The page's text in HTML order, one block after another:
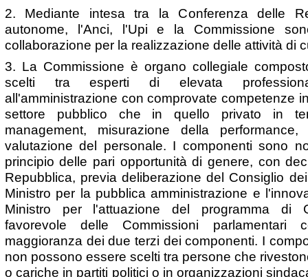
2. Mediante intesa tra la Conferenza delle
autonome, l'Anci, l'Upi e la Commissione
collaborazione per la realizzazione delle attività di
3. La Commissione è organo collegiale
scelti tra esperti di elevata
all'amministrazione con comprovate competenze
settore pubblico che in quello privato in
management, misurazione della
valutazione del personale. I componenti sono
principio delle pari opportunità di genere, con
Repubblica, previa deliberazione del Consiglio
Ministro per la pubblica amministrazione e
Ministro per l'attuazione del programma di
favorevole delle Commissioni parlamentari
maggioranza dei due terzi dei componenti. I
non possono essere scelti tra persone che
o cariche in partiti politici o in organizzazioni